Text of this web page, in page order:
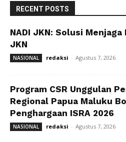
RECENT POSTS
NADI JKN: Solusi
JKN
NASIONAL redaksi - Agustus 7, 2026
Program CSR Unggulan
Regional Papua Maluku
Penghargaan ISRA 2026
NASIONAL redaksi - Agustus 7, 2026